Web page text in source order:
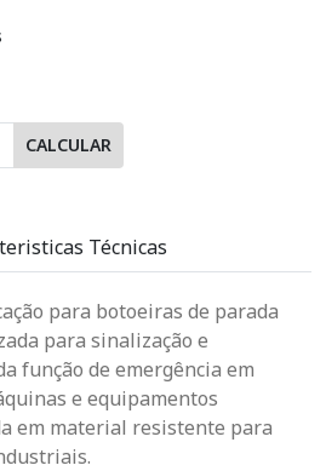
CALCULAR
Técnicas
para botoeiras de parada
para sinalização e
função de emergência em
e equipamentos
em material resistente para